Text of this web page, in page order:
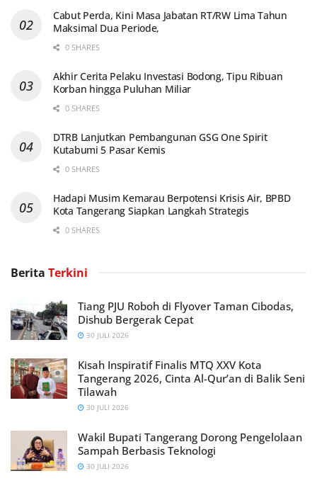
Cabut Perda, Kini Masa Jabatan RT/RW Lima Tahun
Maksimal Dua Periode,
0 SHARES
Akhir Cerita Pelaku Investasi Bodong, Tipu Ribuan
Korban hingga Puluhan Miliar
0 SHARES
DTRB Lanjutkan Pembangunan GSG One Spirit
Kutabumi 5 Pasar Kemis
0 SHARES
Hadapi Musim Kemarau Berpotensi Krisis Air, BPBD
Kota Tangerang Siapkan Langkah Strategis
0 SHARES
Berita Terkini
Tiang PJU Roboh di Flyover Taman Cibodas,
Dishub Bergerak Cepat
30 JULI 2026
Kisah Inspiratif Finalis MTQ XXV Kota
Tangerang 2026, Cinta Al-Qur’an di Balik Seni
Tilawah
30 JULI 2026
Wakil Bupati Tangerang Dorong Pengelolaan
Sampah Berbasis Teknologi
30 JULI 2026